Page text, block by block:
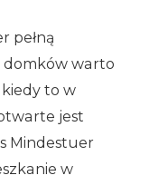
pełną
domków warto
to w
jest
Mindestuer
w